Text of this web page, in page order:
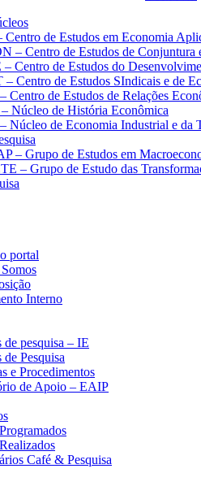
Centro de Estudos em Economia
– Centro de Estudos de Conjuntura
Centro de Estudos do
– Centro de Estudos SIndicais e de
Centro de Estudos de Relações
Núcleo de História Econômica
Núcleo de Economia Industrial e da
– Grupo de Estudos em
– Grupo de Estudo das
portal
Interno
de pesquisa – IE
de Pesquisa
e Procedimentos
de Apoio – EAIP
Programados
Realizados
Café & Pesquisa